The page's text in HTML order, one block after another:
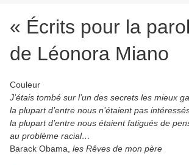
« Écrits pour la
de Léonora Miano
Couleur
J’étais tombé sur l’un des secrets les mieux
la plupart d’entre nous n’étaient pas
la plupart d’entre nous étaient fatigués de
au problème racial…
Barack Obama, les Rêves de mon père